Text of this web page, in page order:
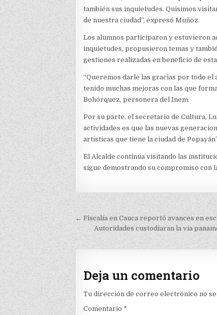
también sus inquietudes. Quisimos
de nuestra ciudad”, expresó Muñoz.
Los alumnos participaron y estuvieron
inquietudes, propusieron temas y
gestiones realizadas en beneficio de
“Queremos darle las gracias por todo el
tenido muchas mejoras con las que
Bohórquez, personera del Inem.
Por su parte, el secretario de Cultura,
actividades es que las nuevas
artísticas que tiene la ciudad de
El Alcalde continúa visitando las
sigue demostrando su compromiso con
Navegación
entradas
← Fiscalía en Cauca reportó avances en
Autoridades custodiaran la vía
Deja un comentario
Tu dirección de correo electrónico no
Comentario *